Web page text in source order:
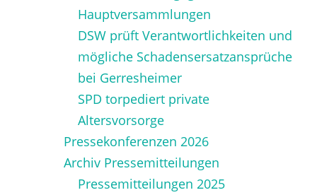
Hauptversammlungen
DSW prüft Verantwortlichkeiten und
mögliche Schadensersatzansprüche
bei Gerresheimer
SPD torpediert private
Altersvorsorge
Pressekonferenzen 2026
Archiv Pressemitteilungen
Pressemitteilungen 2025